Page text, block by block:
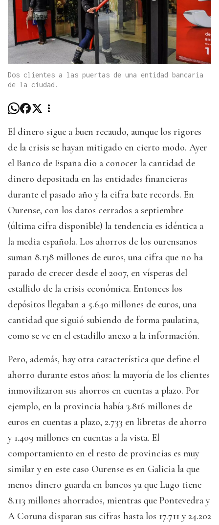
Dos clientes a las puertas de una entidad bancaria
de la ciudad.
El dinero sigue a buen recaudo, aunque los rigores
de la crisis se hayan mitigado en cierto modo. Ayer
el Banco de España dio a conocer la cantidad de
dinero depositada en las entidades financieras
durante el pasado año y la cifra bate records. En
Ourense, con los datos cerrados a septiembre
(última cifra disponible) la tendencia es idéntica a
la media española. Los ahorros de los ourensanos
suman 8.138 millones de euros, una cifra que no ha
parado de crecer desde el 2007, en vísperas del
estallido de la crisis económica. Entonces los
depósitos llegaban a 5.640 millones de euros, una
cantidad que siguió subiendo de forma paulatina,
como se ve en el estadillo anexo a la información.
Pero, además, hay otra característica que define el
ahorro durante estos años: la mayoría de los clientes
inmovilizaron sus ahorros en cuentas a plazo. Por
ejemplo, en la provincia había 3.816 millones de
euros en cuentas a plazo, 2.733 en libretas de ahorro
y 1.409 millones en cuentas a la vista. El
comportamiento en el resto de provincias es muy
similar y en este caso Ourense es en Galicia la que
menos dinero guarda en bancos ya que Lugo tiene
8.113 millones ahorrados, mientras que Pontevedra y
A Coruña disparan sus cifras hasta los 17.711 y 24.202